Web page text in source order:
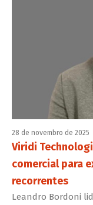
28 de novembro de 2025
Viridi
comercial para
recorrentes
Leandro Bordoni